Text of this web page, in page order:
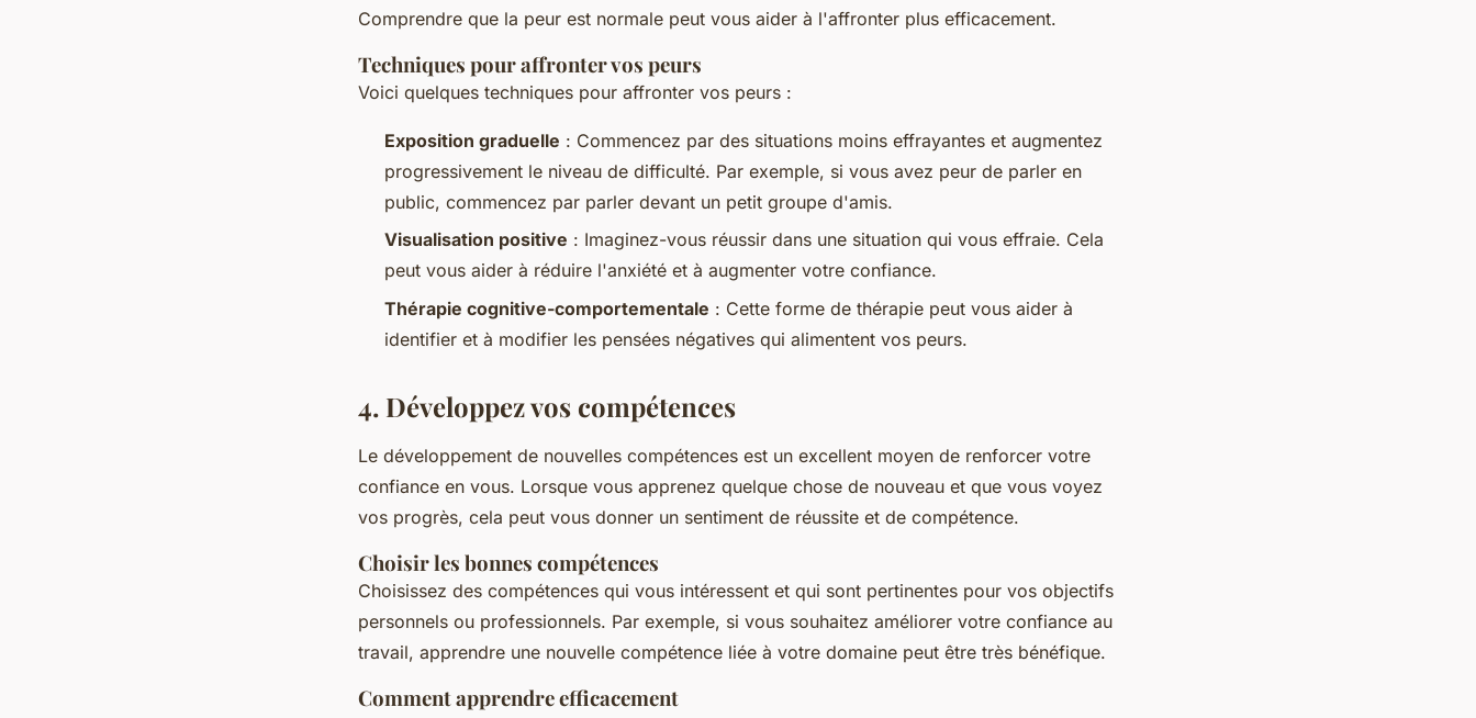
Comprendre que la peur est normale peut vous aider à l'affronter plus efficacement.
Techniques pour affronter vos peurs
Voici quelques techniques pour affronter vos peurs :
Exposition graduelle : Commencez par des situations moins effrayantes et augmentez
progressivement le niveau de difficulté. Par exemple, si vous avez peur de parler en
public, commencez par parler devant un petit groupe d'amis.
Visualisation positive : Imaginez-vous réussir dans une situation qui vous effraie. Cela
peut vous aider à réduire l'anxiété et à augmenter votre confiance.
Thérapie cognitive-comportementale : Cette forme de thérapie peut vous aider à
identifier et à modifier les pensées négatives qui alimentent vos peurs.
4. Développez vos compétences
Le développement de nouvelles compétences est un excellent moyen de renforcer votre
confiance en vous. Lorsque vous apprenez quelque chose de nouveau et que vous voyez
vos progrès, cela peut vous donner un sentiment de réussite et de compétence.
Choisir les bonnes compétences
Choisissez des compétences qui vous intéressent et qui sont pertinentes pour vos objectifs
personnels ou professionnels. Par exemple, si vous souhaitez améliorer votre confiance au
travail, apprendre une nouvelle compétence liée à votre domaine peut être très bénéfique.
Comment apprendre efficacement